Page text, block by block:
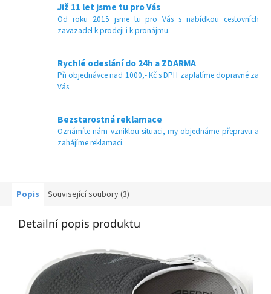
Již 11 let jsme tu pro Vás
Od roku 2015 jsme tu pro Vás s nabídkou cestovních
zavazadel k prodeji i k pronájmu.
Rychlé odeslání do 24h a ZDARMA
Při objednávce nad 1000,- Kč s DPH zaplatíme dopravné za
Vás.
Bezstarostná reklamace
Oznámíte nám vzniklou situaci, my objednáme přepravu a
zahájíme reklamaci.
Popis Související soubory (3)
Detailní popis produktu